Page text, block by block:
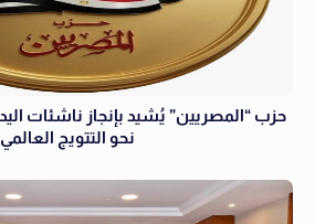
حزب “المصريين” يُشيد بإنجاز ناشئات
نحو التتويج العالمي